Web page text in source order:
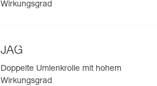
Wirkungsgrad
JAG
Doppelte Umlenkrolle mit hohem
Wirkungsgrad